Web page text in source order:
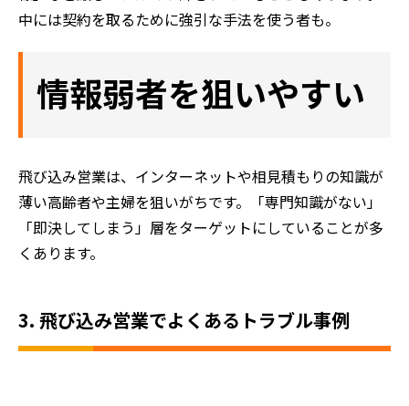
中には契約を取るために強引な手法を使う者も。
情報弱者を狙いやすい
飛び込み営業は、インターネットや相見積もりの知識が
薄い高齢者や主婦を狙いがちです。「専門知識がない」
「即決してしまう」層をターゲットにしていることが多
くあります。
3. 飛び込み営業でよくあるトラブル事例